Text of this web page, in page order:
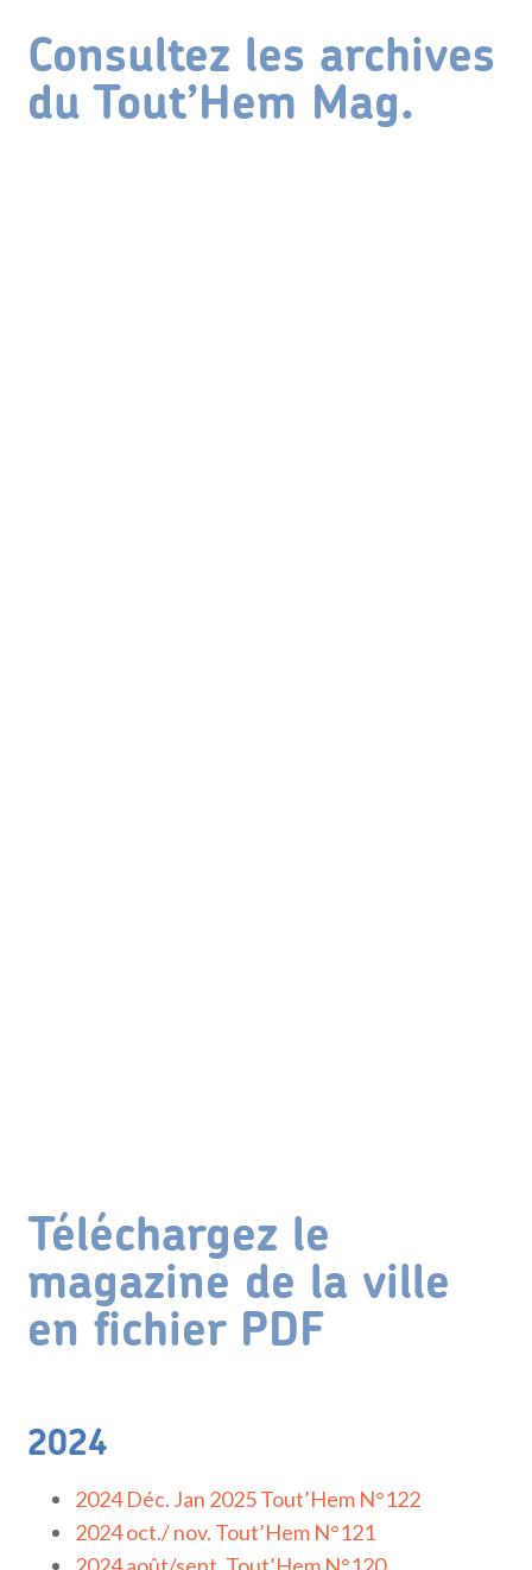
Consultez les archives
du Tout’Hem Mag.
Téléchargez le
magazine de la ville
en fichier PDF
2024
2024 Déc. Jan 2025 Tout’Hem N°122
2024 oct./ nov. Tout’Hem N°121